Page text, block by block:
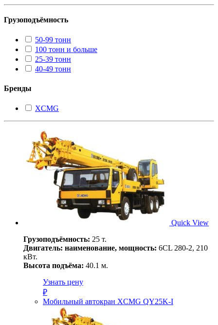
Грузоподъёмность
50-99 тонн
100 тонн и больше
25-39 тонн
40-49 тонн
Бренды
XCMG
Quick View
Грузоподъёмность: 25 т.
Двигатель: наименование, мощность: 6CL 280-2, 210
кВт.
Высота подъёма: 40.1 м.
Узнать цену
₽
Мобильный автокран XCMG QY25K-I